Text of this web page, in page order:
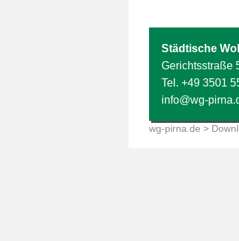
Städtische
Gerichtsstraße
Tel. +49 3501
info@wg-
wg-pirna.de >